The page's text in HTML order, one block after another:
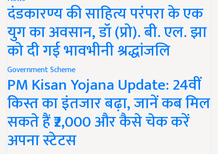
दंडकारण्य की साहित्य परंपरा के एक
युग का अवसान, डॉ (प्रो). बी. एल. झा
को दी गई भावभीनी श्रद्धांजलि
Government Scheme
PM Kisan Yojana Update: 24वीं
किस्त का इंतजार बढ़ा, जानें कब मिल
सकते हैं ₹2,000 और कैसे चेक करें
अपना स्टेटस